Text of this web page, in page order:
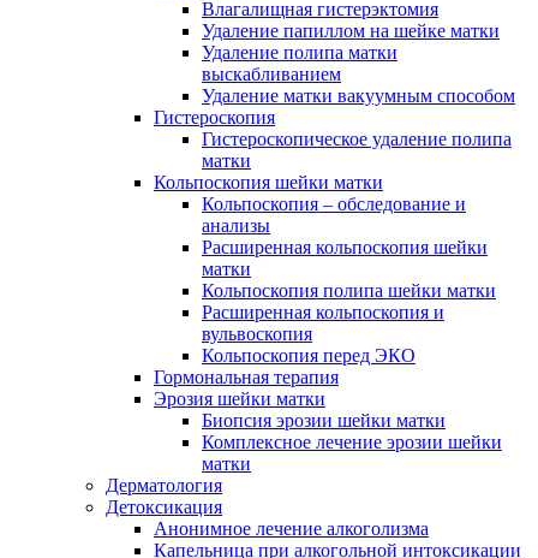
Влагалищная гистерэктомия
Удаление папиллом на шейке матки
Удаление полипа матки
выскабливанием
Удаление матки вакуумным способом
Гистероскопия
Гистероскопическое удаление полипа
матки
Кольпоскопия шейки матки
Кольпоскопия – обследование и
анализы
Расширенная кольпоскопия шейки
матки
Кольпоскопия полипа шейки матки
Расширенная кольпоскопия и
вульвоскопия
Кольпоскопия перед ЭКО
Гормональная терапия
Эрозия шейки матки
Биопсия эрозии шейки матки
Комплексное лечение эрозии шейки
матки
Дерматология
Детоксикация
Анонимное лечение алкоголизма
Капельница при алкогольной интоксикации